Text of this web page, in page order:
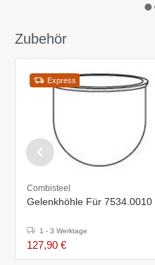
Zubehör
Express
Combisteel
Gelenkhöhle Für 7534.0010
1 - 3 Werktage
127,90 €